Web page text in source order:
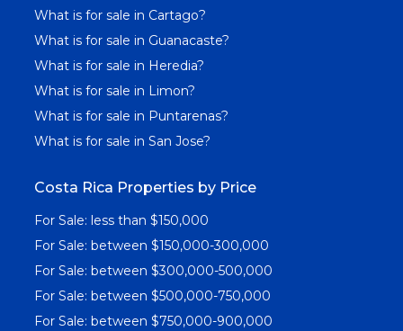
What is for sale in Cartago?
What is for sale in Guanacaste?
What is for sale in Heredia?
What is for sale in Limon?
What is for sale in Puntarenas?
What is for sale in San Jose?
Costa Rica Properties by Price
For Sale: less than $150,000
For Sale: between $150,000-300,000
For Sale: between $300,000-500,000
For Sale: between $500,000-750,000
For Sale: between $750,000-900,000